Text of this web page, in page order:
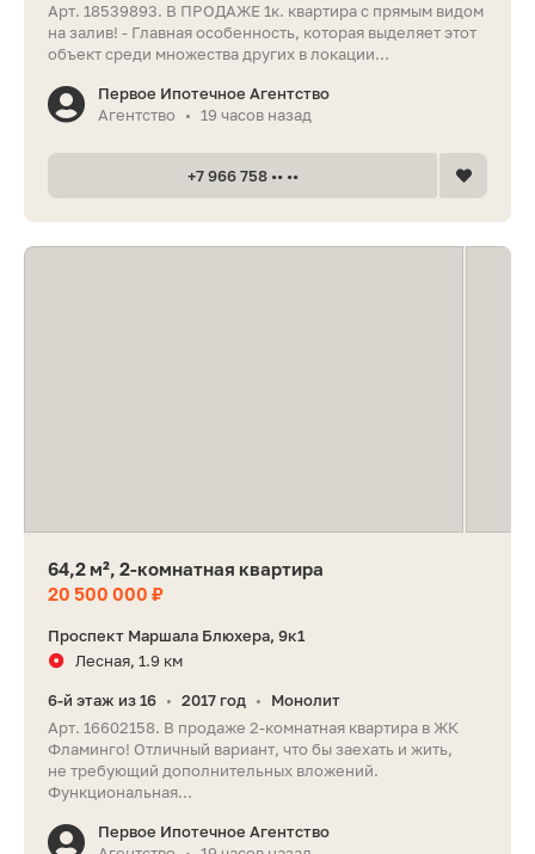
Арт. 18539893. В ПРОДАЖЕ 1к. квартира с прямым видом
на залив! - Главная особенность, которая выделяет этот
объект среди множества других в локации...
Первое Ипотечное Агентство
Агентство
• 19 часов назад
+7 966 758 •• ••
64,2 м², 2-комнатная квартира
20 500 000 ₽
Проспект Маршала Блюхера, 9к1
Лесная, 1.9 км
6-й этаж из 16 • 2017 год •
Монолит
Арт. 16602158. В продаже 2-комнатная квартира в ЖК
Фламинго! Отличный вариант, что бы заехать и жить,
не требующий дополнительных вложений.
Функциональная...
Первое Ипотечное Агентство